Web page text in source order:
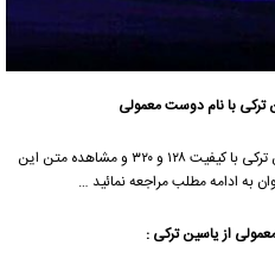
ترکی با نام دوست معمولی
جهت دانلود آهنگ دوست معمولی از یاسین ترکی با کیفیت ۱۲۸ و ۳۲۰ و مشاهده متن این
به ادامه مطلب مراجعه نمائید …
از یاسین ترکی :